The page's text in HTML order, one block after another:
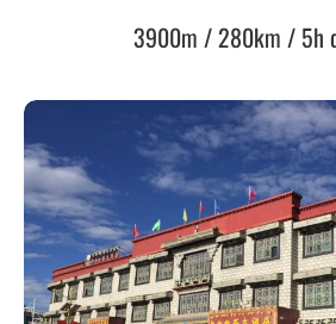
3900m / 280km / 5h